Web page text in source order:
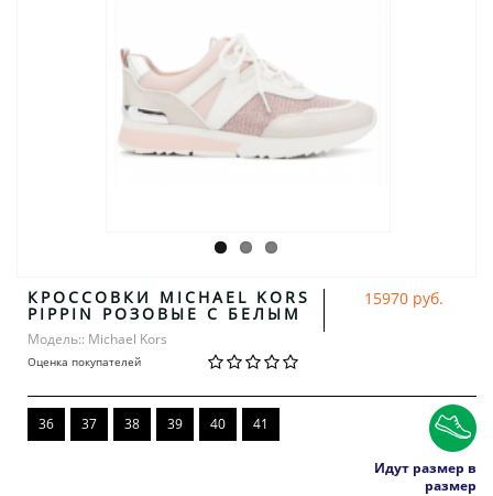
КРОССОВКИ MICHAEL KORS
PIPPIN РОЗОВЫЕ С БЕЛЫМ
Модель:: Michael Kors
Оценка покупателей
15970 руб.
36 37 38 39 40 41
Идут размер в
размер